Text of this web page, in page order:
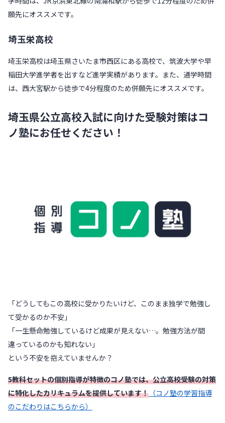
願先にオススメです。
埼玉栄高校
埼玉栄高校は埼玉県さいたま市西区にある高校で、筑波大学や早
稲田大学進学者を出すなど進学実績があります。また、通学時間
は、西大宮駅から徒歩で4分程度のため併願先にオススメです。
埼玉県公立高校入試に向けた受験対策はコ
ノ塾にお任せください！
「どうしてもこの高校に受かりたいけど、このまま独学で勉強し
て受かるのか不安」
「一生懸命勉強しているけど成果が見えない…。勉強方法が間
違っているのかも知れない」
という不安を抱えていませんか？
5教科セットの個別指導が特徴のコノ塾では、公立高校受験の対策
に特化したカリキュラムを提供しています！ （コノ塾の学習指導
のこだわりはこちらから）